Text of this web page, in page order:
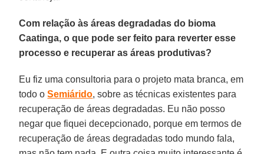
Com relação às áreas degradadas do bioma
Caatinga, o que pode ser feito para reverter esse
processo e recuperar as áreas produtivas?
Eu fiz uma consultoria para o projeto mata branca, em
todo oSemiárido, sobre as técnicas existentes para
recuperação de áreas degradadas. Eu não posso
negar que fiquei decepcionado, porque em termos de
recuperação de áreas degradadas todo mundo fala,